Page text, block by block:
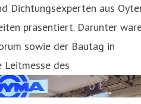
Dichtungsexperten aus
präsentiert. Darunter
sowie der Bautag in
Leitmesse des